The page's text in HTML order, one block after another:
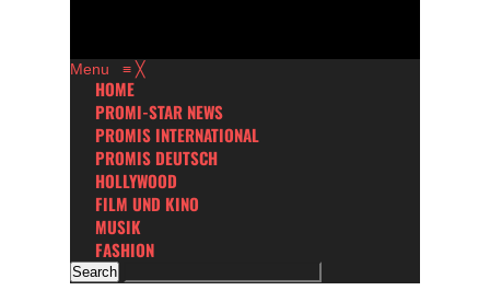
Menu ≡ ╳
HOME
PROMI-STAR NEWS
PROMIS INTERNATIONAL
PROMIS DEUTSCH
HOLLYWOOD
FILM UND KINO
MUSIK
FASHION